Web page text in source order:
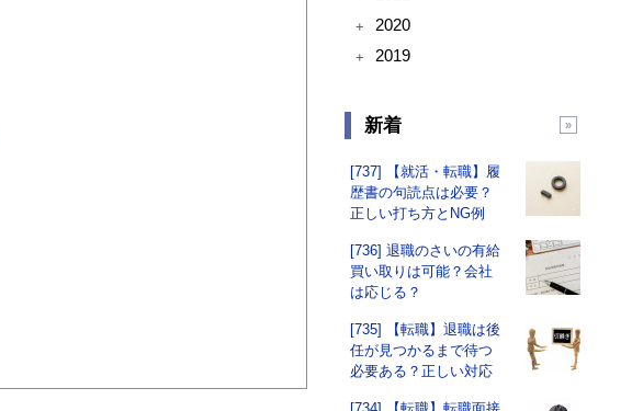
+ 2020
+ 2019
新着
[737] 【就活・転職】履
歴書の句読点は必要？
正しい打ち方とNG例
[736] 退職のさいの有給
買い取りは可能？会社
は応じる？
[735] 【転職】退職は後
任が見つかるまで待つ
必要ある？正しい対応